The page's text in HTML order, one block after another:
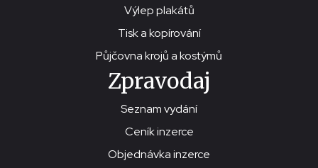
Výlep plakátů
Tisk a kopírování
Půjčovna krojů a kostýmů
Zpravodaj
Seznam vydání
Ceník inzerce
Objednávka inzerce